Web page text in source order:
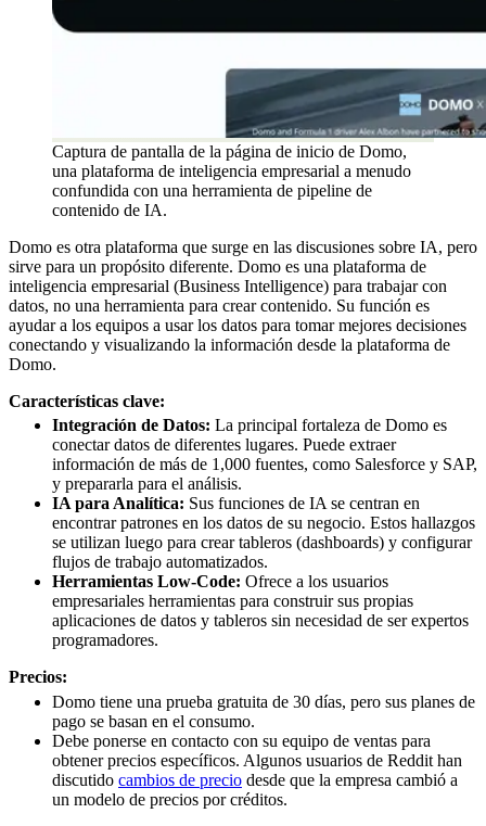
Captura de pantalla de la página de inicio de Domo,
una plataforma de inteligencia empresarial a menudo
confundida con una herramienta de pipeline de
contenido de IA.
Domo es otra plataforma que surge en las discusiones sobre IA, pero
sirve para un propósito diferente. Domo es una plataforma de
inteligencia empresarial (Business Intelligence) para trabajar con
datos, no una herramienta para crear contenido. Su función es
ayudar a los equipos a usar los datos para tomar mejores decisiones
conectando y visualizando la información desde la plataforma de
Domo.
Características clave:
Integración de Datos: La principal fortaleza de Domo es
conectar datos de diferentes lugares. Puede extraer
información de más de 1,000 fuentes, como Salesforce y SAP,
y prepararla para el análisis.
IA para Analítica: Sus funciones de IA se centran en
encontrar patrones en los datos de su negocio. Estos hallazgos
se utilizan luego para crear tableros (dashboards) y configurar
flujos de trabajo automatizados.
Herramientas Low-Code: Ofrece a los usuarios
empresariales herramientas para construir sus propias
aplicaciones de datos y tableros sin necesidad de ser expertos
programadores.
Precios:
Domo tiene una prueba gratuita de 30 días, pero sus planes de
pago se basan en el consumo.
Debe ponerse en contacto con su equipo de ventas para
obtener precios específicos. Algunos usuarios de Reddit han
discutido cambios de precio desde que la empresa cambió a
un modelo de precios por créditos.